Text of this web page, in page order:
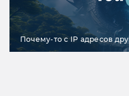
Почему-то с IP адресов